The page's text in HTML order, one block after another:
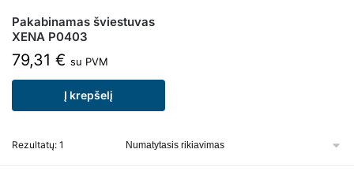
Pakabinamas šviestuvas
XENA P0403
79,31 € su PVM
Į krepšelį
Rezultatų: 1